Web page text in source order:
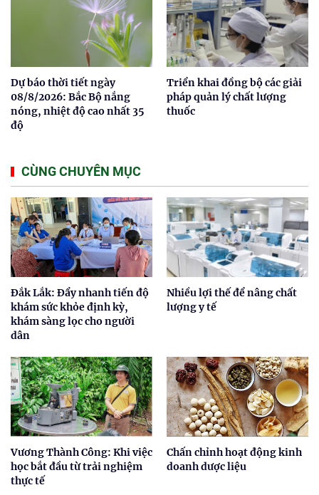
Dự báo thời tiết ngày
08/8/2026: Bắc Bộ nắng
nóng, nhiệt độ cao nhất 35
độ
Triển khai đồng bộ các giải
pháp quản lý chất lượng
thuốc
CÙNG CHUYÊN MỤC
Đắk Lắk: Đẩy nhanh tiến độ
khám sức khỏe định kỳ,
khám sàng lọc cho người
dân
Nhiều lợi thế để nâng chất
lượng y tế
Vương Thành Công: Khi việc
học bắt đầu từ trải nghiệm
thực tế
Chấn chỉnh hoạt động kinh
doanh dược liệu